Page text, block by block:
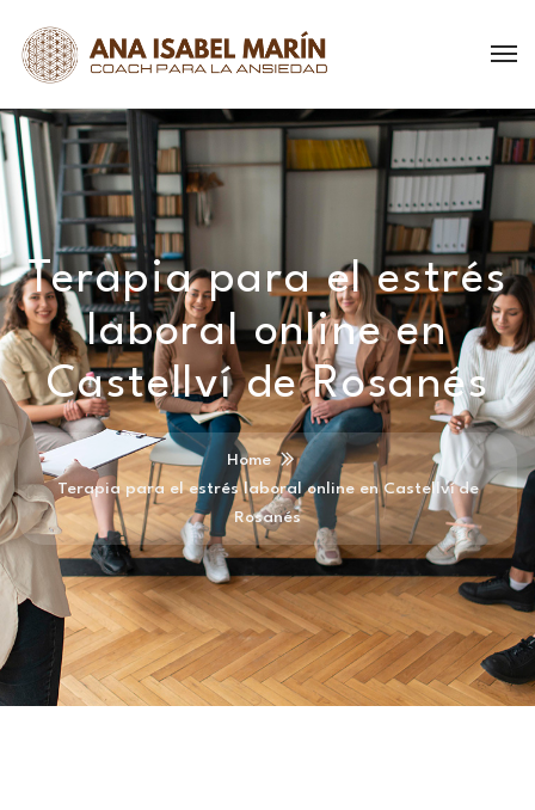
Terapia para el estrés
laboral online en
Castellví de Rosanés
Home
Terapia para el estrés laboral online en Castellví de
Rosanés